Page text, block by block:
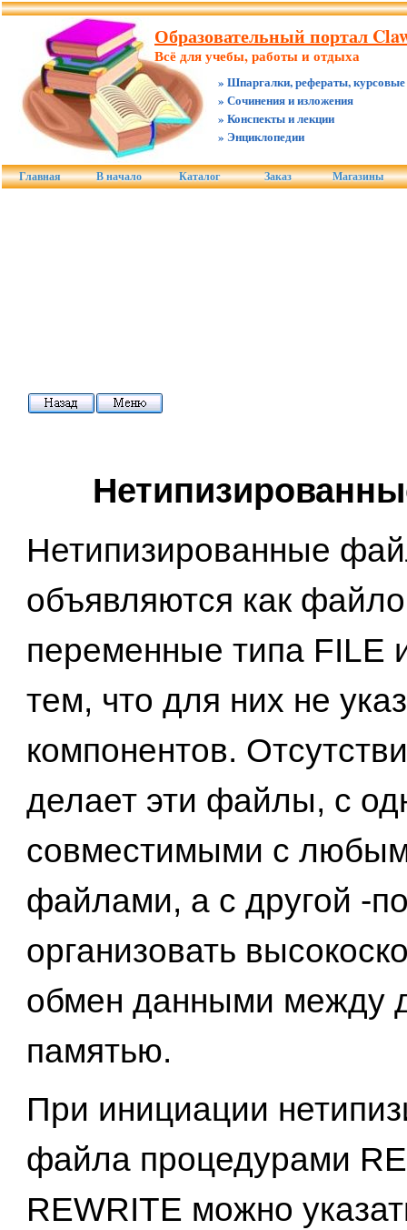
Образовательный портал
Всё для учебы, работы и отдыха
» Шпаргалки, рефераты, курсовые
» Сочинения и изложения
» Конспекты и лекции
» Энциклопедии
Главная В начало Каталог Заказ Магазины
Нетипизированные
объявляются как
переменные типа FILE
тем, что для них не
компонентов.
делает эти файлы, с
совместимыми с
файлами, а с другой -
организовать
обмен данными между
памятью.
При инициации
файла процедурами
REWRITE можно